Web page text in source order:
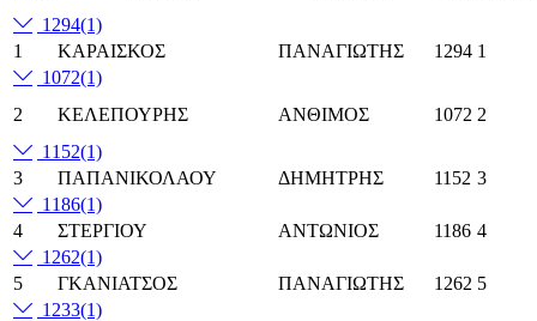
1294(1)
1
ΚΑΡΑΙΣΚΟΣ ΠΑΝΑΓΙΩΤΗΣ 1294 1
1072(1)
2
ΚΕΛΕΠΟΥΡΗΣ ΑΝΘΙΜΟΣ 1072 2
1152(1)
3
ΠΑΠΑΝΙΚΟΛΑΟΥ ΔΗΜΗΤΡΗΣ 1152 3
1186(1)
4
ΣΤΕΡΓΙΟΥ ΑΝΤΩΝΙΟΣ 1186 4
1262(1)
5
ΓΚΑΝΙΑΤΣΟΣ ΠΑΝΑΓΙΩΤΗΣ 1262 5
1233(1)